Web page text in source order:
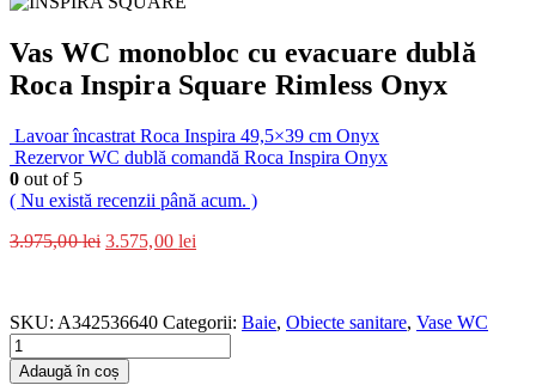
Vas WC monobloc cu evacuare dublă
Roca Inspira Square Rimless Onyx
Lavoar încastrat Roca Inspira 49,5×39 cm Onyx
Rezervor WC dublă comandă Roca Inspira Onyx
0 out of 5
( Nu există recenzii până acum. )
3.975,00lei 3.575,00 lei
SKU: A342536640 Categorii: Baie, Obiecte sanitare, Vase WC
Adaugă în coș